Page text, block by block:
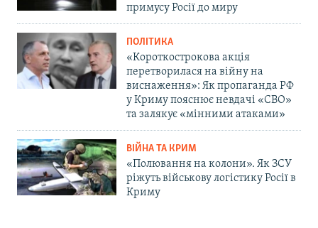
примусу Росії до миру
ПОЛІТИКА
«Короткострокова акція
перетворилася на війну на
виснаження»: Як пропаганда РФ
у Криму пояснює невдачі «СВО»
та залякує «мінними атаками»
ВІЙНА ТА КРИМ
«Полювання на колони». Як ЗСУ
ріжуть військову логістику Росії в
Криму